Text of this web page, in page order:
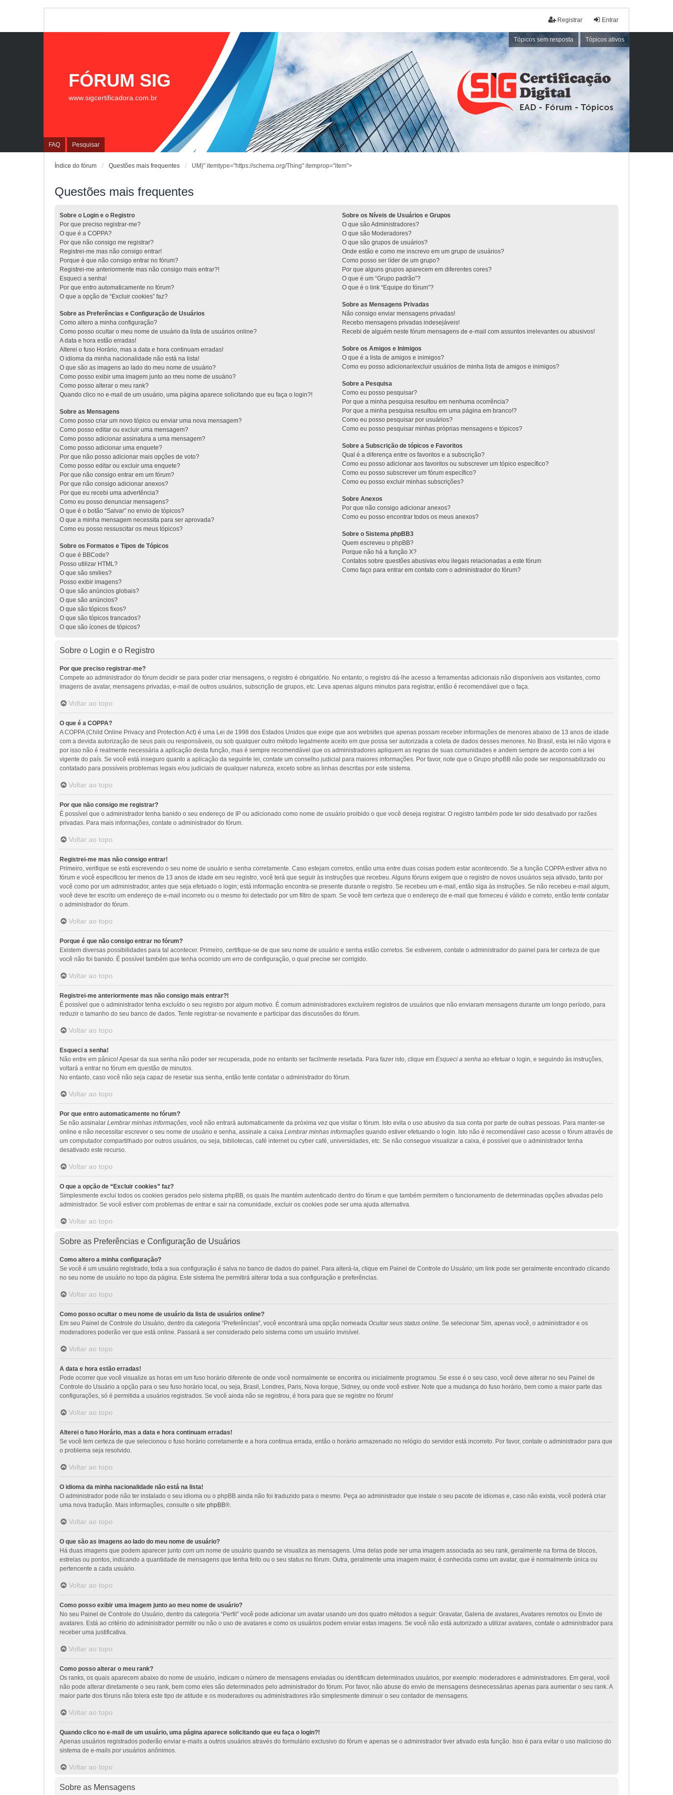
Entrar
Registrar
Tópicos sem resposta Tópicos ativos
FAQ Pesquisar
FÓRUM SIG
www.sigcertificadora.com.br
Índice do fórum Questões mais frequentes UM}" itemtype="https://schema.org/Thing" itemprop="item">
Questões mais frequentes
Sobre o Login e o Registro
Por que preciso registrar-me?
O que é a COPPA?
Por que não consigo me registrar?
Registrei-me mas não consigo entrar!
Porque é que não consigo entrar no fórum?
Registrei-me anteriormente mas não consigo mais entrar?!
Esqueci a senha!
Por que entro automaticamente no fórum?
O que a opção de “Excluir cookies” faz?
Sobre as Preferências e Configuração de Usuários
Como altero a minha configuração?
Como posso ocultar o meu nome de usuário da lista de usuários online?
A data e hora estão erradas!
Alterei o fuso Horário, mas a data e hora continuam erradas!
O idioma da minha nacionalidade não está na lista!
O que são as imagens ao lado do meu nome de usuário?
Como posso exibir uma imagem junto ao meu nome de usuário?
Como posso alterar o meu rank?
Quando clico no e-mail de um usuário, uma página aparece solicitando que eu faça o login?!
Sobre as Mensagens
Como posso criar um novo tópico ou enviar uma nova mensagem?
Como posso editar ou excluir uma mensagem?
Como posso adicionar assinatura a uma mensagem?
Como posso adicionar uma enquete?
Por que não posso adicionar mais opções de voto?
Como posso editar ou excluir uma enquete?
Por que não consigo entrar em um fórum?
Por que não consigo adicionar anexos?
Por que eu recebi uma advertência?
Como eu posso denunciar mensagens?
O que é o botão “Salvar” no envio de tópicos?
O que a minha mensagem necessita para ser aprovada?
Como eu posso ressuscitar os meus tópicos?
Sobre os Formatos e Tipos de Tópicos
O que é BBCode?
Posso utilizar HTML?
O que são smilies?
Posso exibir imagens?
O que são anúncios globais?
O que são anúncios?
O que são tópicos fixos?
O que são tópicos trancados?
O que são ícones de tópicos?
Sobre os Níveis de Usuários e Grupos
O que são Administradores?
O que são Moderadores?
O que são grupos de usuários?
Onde estão e como me inscrevo em um grupo de usuários?
Como posso ser líder de um grupo?
Por que alguns grupos aparecem em diferentes cores?
O que é um “Grupo padrão”?
O que é o link “Equipe do fórum”?
Sobre as Mensagens Privadas
Não consigo enviar mensagens privadas!
Recebo mensagens privadas indesejáveis!
Recebi de alguém neste fórum mensagens de e-mail com assuntos irrelevantes ou abusivos!
Sobre os Amigos e Inimigos
O que é a lista de amigos e inimigos?
Como eu posso adicionar/excluir usuários de minha lista de amigos e inimigos?
Sobre a Pesquisa
Como eu posso pesquisar?
Por que a minha pesquisa resultou em nenhuma ocorrência?
Por que a minha pesquisa resultou em uma página em branco!?
Como eu posso pesquisar por usuários?
Como eu posso pesquisar minhas próprias mensagens e tópicos?
Sobre a Subscrição de tópicos e Favoritos
Qual é a diferença entre os favoritos e a subscrição?
Como eu posso adicionar aos favoritos ou subscrever um tópico específico?
Como eu posso subscrever um fórum específico?
Como eu posso excluir minhas subscrições?
Sobre Anexos
Por que não consigo adicionar anexos?
Como eu posso encontrar todos os meus anexos?
Sobre o Sistema phpBB3
Quem escreveu o phpBB?
Porque não há a função X?
Contatos sobre questões abusivas e/ou ilegais relacionadas a este fórum
Como faço para entrar em contato com o administrador do fórum?
Sobre o Login e o Registro
Por que preciso registrar-me?
Compete ao administrador do fórum decidir se para poder criar mensagens, o registro é obrigatório. No entanto; o registro dá-lhe acesso a ferramentas adicionais não disponíveis aos visitantes, como
imagens de avatar, mensagens privadas, e-mail de outros usuários, subscrição de grupos, etc. Leva apenas alguns minutos para registrar, então é recomendável que o faça.
Voltar ao topo
O que é a COPPA?
A COPPA (Child Online Privacy and Protection Act) é uma Lei de 1998 dos Estados Unidos que exige que aos websites que apenas possam receber informações de menores abaixo de 13 anos de idade
com a devida autorização de seus pais ou responsáveis, ou sob qualquer outro método legalmente aceito em que possa ser autorizada a coleta de dados desses menores. No Brasil, esta lei não vigora e
por isso não é realmente necessária a aplicação desta função, mas é sempre recomendável que os administradores apliquem as regras de suas comunidades e andem sempre de acordo com a lei
vigente do país. Se você está inseguro quanto a aplicação da seguinte lei, contate um conselho judicial para maiores informações. Por favor, note que o Grupo phpBB não pode ser responsabilizado ou
contatado para possíveis problemas legais e/ou judiciais de qualquer natureza, exceto sobre as linhas descritas por este sistema.
Voltar ao topo
Por que não consigo me registrar?
É possível que o administrador tenha banido o seu endereço de IP ou adicionado como nome de usuário proibido o que você deseja registrar. O registro também pode ter sido desativado por razões
privadas. Para mais informações, contate o administrador do fórum.
Voltar ao topo
Registrei-me mas não consigo entrar!
Primeiro, verifique se está escrevendo o seu nome de usuário e senha corretamente. Caso estejam corretos, então uma entre duas coisas podem estar acontecendo. Se a função COPPA estiver ativa no
fórum e você especificou ter menos de 13 anos de idade em seu registro, você terá que seguir às instruções que recebeu. Alguns fóruns exigem que o registro de novos usuários seja ativado, tanto por
você como por um administrador, antes que seja efetuado o login; está informação encontra-se presente durante o registro. Se recebeu um e-mail, então siga às instruções. Se não recebeu e-mail algum,
você deve ter escrito um endereço de e-mail incorreto ou o mesmo foi detectado por um filtro de spam. Se você tem certeza que o endereço de e-mail que forneceu é válido e correto, então tente contatar
o administrador do fórum.
Voltar ao topo
Porque é que não consigo entrar no fórum?
Existem diversas possibilidades para tal acontecer. Primeiro, certifique-se de que seu nome de usuário e senha estão corretos. Se estiverem, contate o administrador do painel para ter certeza de que
você não foi banido. É possível também que tenha ocorrido um erro de configuração, o qual precise ser corrigido.
Voltar ao topo
Registrei-me anteriormente mas não consigo mais entrar?!
É possível que o administrador tenha excluído o seu registro por algum motivo. É comum administradores excluírem registros de usuários que não enviaram mensagens durante um longo período, para
reduzir o tamanho do seu banco de dados. Tente registrar-se novamente e participar das discussões do fórum.
Voltar ao topo
Esqueci a senha!
Não entre em pânico! Apesar da sua senha não poder ser recuperada, pode no entanto ser facilmente resetada. Para fazer isto, clique em Esqueci a senha ao efetuar o login, e seguindo às instruções,
voltará a entrar no fórum em questão de minutos.
No entanto, caso você não seja capaz de resetar sua senha, então tente contatar o administrador do fórum.
Voltar ao topo
Por que entro automaticamente no fórum?
Se não assinalar Lembrar minhas informações, você não entrará automaticamente da próxima vez que visitar o fórum. Isto evita o uso abusivo da sua conta por parte de outras pessoas. Para manter-se
online e não necessitar escrever o seu nome de usuário e senha, assinale a caixa Lembrar minhas informações quando estiver efetuando o login. Isto não é recomendável caso acesse o fórum através de
um computador compartilhado por outros usuários, ou seja, bibliotecas, café internet ou cyber café, universidades, etc. Se não consegue visualizar a caixa, é possível que o administrador tenha
desativado este recurso.
Voltar ao topo
O que a opção de “Excluir cookies” faz?
Simplesmente exclui todos os cookies gerados pelo sistema phpBB, os quais lhe mantém autenticado dentro do fórum e que também permitem o funcionamento de determinadas opções ativadas pelo
administrador. Se você estiver com problemas de entrar e sair na comunidade, excluir os cookies pode ser uma ajuda alternativa.
Voltar ao topo
Sobre as Preferências e Configuração de Usuários
Como altero a minha configuração?
Se você é um usuário registrado, toda a sua configuração é salva no banco de dados do painel. Para alterá-la, clique em Painel de Controle do Usuário; um link pode ser geralmente encontrado clicando
no seu nome de usuário no topo da página. Este sistema lhe permitirá alterar toda a sua configuração e preferências.
Voltar ao topo
Como posso ocultar o meu nome de usuário da lista de usuários online?
Em seu Painel de Controle do Usuário, dentro da categoria “Preferências”, você encontrará uma opção nomeada Ocultar seus status online. Se selecionar Sim, apenas você, o administrador e os
moderadores poderão ver que está online. Passará a ser considerado pelo sistema como um usuário invisível.
Voltar ao topo
A data e hora estão erradas!
Pode ocorrer que você visualize as horas em um fuso horário diferente de onde você normalmente se encontra ou inicialmente programou. Se esse é o seu caso, você deve alterar no seu Painel de
Controle do Usuário a opção para o seu fuso horário local, ou seja, Brasil, Londres, Paris, Nova Iorque, Sidney, ou onde você estiver. Note que a mudança do fuso horário, bem como a maior parte das
configurações, só é permitida a usuários registrados. Se você ainda não se registrou, é hora para que se registre no fórum!
Voltar ao topo
Alterei o fuso Horário, mas a data e hora continuam erradas!
Se você tem certeza de que selecionou o fuso horário corretamente e a hora continua errada, então o horário armazenado no relógio do servidor está incorreto. Por favor, contate o administrador para que
o problema seja resolvido.
Voltar ao topo
O idioma da minha nacionalidade não está na lista!
O administrador pode não ter instalado o seu idioma ou o phpBB ainda não foi traduzido para o mesmo. Peça ao administrador que instale o seu pacote de idiomas e, caso não exista, você poderá criar
uma nova tradução. Mais informações, consulte o site phpBB®.
Voltar ao topo
O que são as imagens ao lado do meu nome de usuário?
Há duas imagens que podem aparecer junto com um nome de usuário quando se visualiza as mensagens. Uma delas pode ser uma imagem associada ao seu rank, geralmente na forma de blocos,
estrelas ou pontos, indicando a quantidade de mensagens que tenha feito ou o seu status no fórum. Outra, geralmente uma imagem maior, é conhecida como um avatar, que é normalmente única ou
pertencente a cada usuário.
Voltar ao topo
Como posso exibir uma imagem junto ao meu nome de usuário?
No seu Painel de Controle do Usuário, dentro da categoria “Perfil” você pode adicionar um avatar usando um dos quatro métodos a seguir: Gravatar, Galeria de avatares, Avatares remotos ou Envio de
avatares. Está ao critério do administrador permitir ou não o uso de avatares e como os usuários podem enviar estas imagens. Se você não está autorizado a utilizar avatares, contate o administrador para
receber uma justificativa.
Voltar ao topo
Como posso alterar o meu rank?
Os ranks, os quais aparecem abaixo do nome de usuário, indicam o número de mensagens enviadas ou identificam determinados usuários, por exemplo: moderadores e administradores. Em geral, você
não pode alterar diretamente o seu rank, bem como eles são determinados pelo administrador do fórum. Por favor, não abuse do envio de mensagens desnecessárias apenas para aumentar o seu rank. A
maior parte dos fóruns não tolera este tipo de atitude e os moderadores ou administradores irão simplesmente diminuir o seu contador de mensagens.
Voltar ao topo
Quando clico no e-mail de um usuário, uma página aparece solicitando que eu faça o login?!
Apenas usuários registrados poderão enviar e-mails a outros usuários através do formulário exclusivo do fórum e apenas se o administrador tiver ativado esta função. Isso é para evitar o uso malicioso do
sistema de e-mails por usuários anônimos.
Voltar ao topo
Sobre as Mensagens